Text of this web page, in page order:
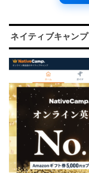
ネイティブキャンプ